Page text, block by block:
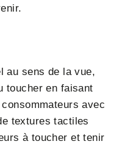
au sens de la vue,
toucher en faisant
avec
textures tactiles
à toucher et tenir